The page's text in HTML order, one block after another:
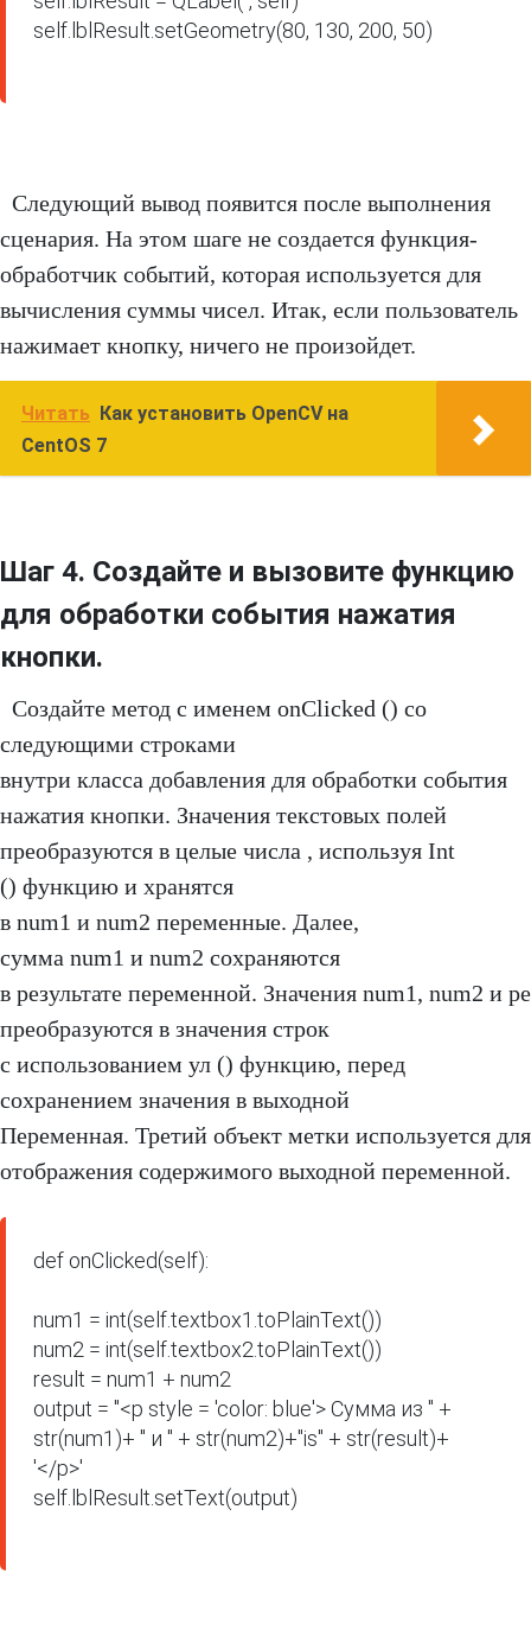
self.lblResult.setGeometry(80, 130, 200, 50)
Следующий вывод появится после выполнения
сценария. На этом шаге не создается функция-
обработчик событий, которая используется для
вычисления суммы чисел. Итак, если пользователь
нажимает кнопку, ничего не произойдет.
Читать Как установить OpenCV на
CentOS 7
Шаг 4. Создайте и вызовите функцию
для обработки события нажатия
кнопки.
Создайте метод с именем onClicked () со
следующими строками
внутри класса добавления для обработки события
нажатия кнопки. Значения текстовых полей
преобразуются в целые числа , используя Int
() функцию и хранятся
в num1 и num2 переменные. Далее,
сумма num1 и num2 сохраняются
в результате переменной. Значения num1, num2 и
преобразуются в значения строк
с использованием ул () функцию, перед
сохранением значения в выходной
Переменная. Третий объект метки используется для
отображения содержимого выходной переменной.
def onClicked(self):
num1 = int(self.textbox1.toPlainText())
num2 = int(self.textbox2.toPlainText())
result = num1 + num2
output = "<p style = 'color: blue'> Сумма из " +
str(num1)+ " и " + str(num2)+"is" + str(result)+
'</p>'
self.lblResult.setText(output)